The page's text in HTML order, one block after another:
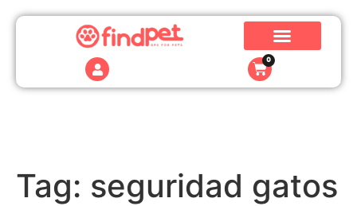
0
Tag: seguridad gatos